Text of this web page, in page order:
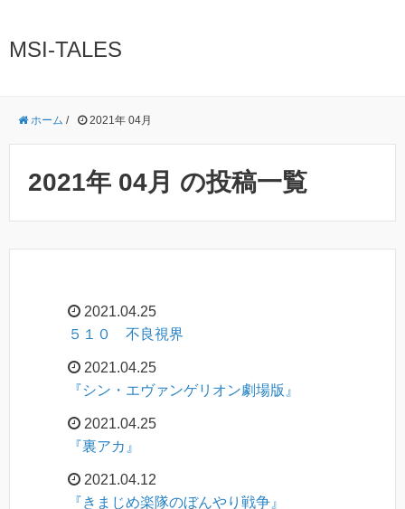
MSI-TALES
ホーム / 2021年 04月
2021年 04月 の投稿一覧
2021.04.25
５１０ 不良視界
2021.04.25
『シン・エヴァンゲリオン劇場版』
2021.04.25
『裏アカ』
2021.04.12
『きまじめ楽隊のぼんやり戦争』